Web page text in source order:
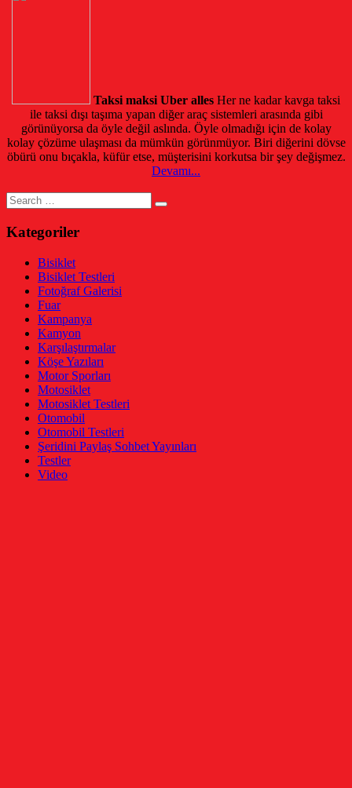
Taksi maksi Uber alles Her ne kadar kavga taksi
ile taksi dışı taşıma yapan diğer araç sistemleri arasında gibi
görünüyorsa da öyle değil aslında. Öyle olmadığı için de kolay
kolay çözüme ulaşması da mümkün görünmüyor. Biri diğerini dövse
öbürü onu bıçakla, küfür etse, müşterisini korkutsa bir şey değişmez.
Devamı...
Search
for:
Kategoriler
Bisiklet
Bisiklet Testleri
Fotoğraf Galerisi
Fuar
Kampanya
Kamyon
Karşılaştırmalar
Köşe Yazıları
Motor Sporları
Motosiklet
Motosiklet Testleri
Otomobil
Otomobil Testleri
Şeridini Paylaş Sohbet Yayınları
Testler
Video